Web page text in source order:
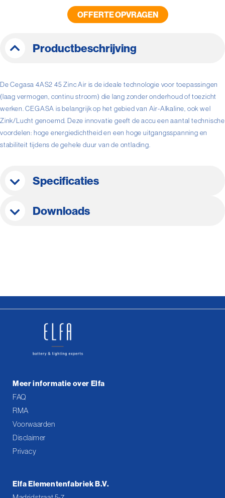
Productbeschrijving
De Cegasa 4AS2 45 Zinc Air is de ideale technologie voor toepassingen
(laag vermogen, continu stroom) die lang zonder onderhoud of toezicht
werken. CEGASA is belangrijk op het gebied van Air-Alkaline, ook wel
Zink/Lucht genoemd. Deze innovatie geeft de accu een aantal technische
voordelen: hoge energiedichtheid en een hoge uitgangsspanning en
stabiliteit tijdens de gehele duur van de ontlading.
Specificaties
Downloads
OFFERTE OPVRAGEN
Meer informatie over Elfa
FAQ
RMA
Voorwaarden
Disclaimer
Privacy
Elfa Elementenfabriek B.V.